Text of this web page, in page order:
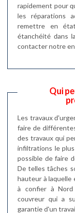
rapidement pour
les réparations
remettre en
étanchéité dans
contacter notre
Qui
Les travaux
faire de
des travaux qui
infiltrations le
possible de faire
De telles tâches
hauteur à
à confier à
couvreur qui a
garantie d'un